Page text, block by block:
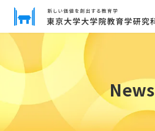
へ
ッ
ョ
移
News